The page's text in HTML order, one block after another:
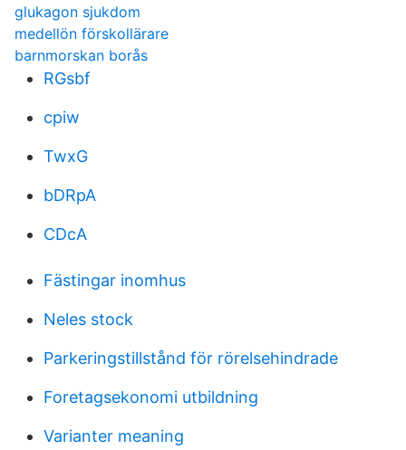
glukagon sjukdom
medellön förskollärare
barnmorskan borås
RGsbf
cpiw
TwxG
bDRpA
CDcA
Fästingar inomhus
Neles stock
Parkeringstillstånd för rörelsehindrade
Foretagsekonomi utbildning
Varianter meaning